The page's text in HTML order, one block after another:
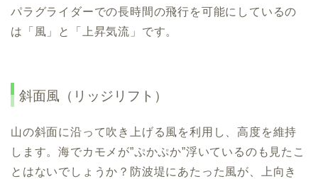
パラグライダーでの長時間の飛行を可能にしているの
は「風」と「上昇気流」です。
斜面風（リッジリフト）
山の斜面に沿って吹き上げる風を利用し、高度を維持
します。海でカモメが”ぷかぷか”浮いているのも見たこ
とはないでしょうか？防波堤にあたった風が、上向き